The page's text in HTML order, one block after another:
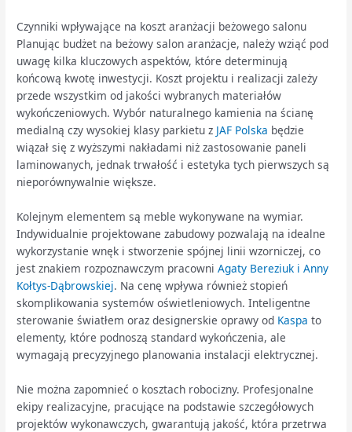
Czynniki wpływające na koszt aranżacji beżowego salonu
Planując budżet na beżowy salon aranżacje, należy wziąć pod
uwagę kilka kluczowych aspektów, które determinują
końcową kwotę inwestycji. Koszt projektu i realizacji zależy
przede wszystkim od jakości wybranych materiałów
wykończeniowych. Wybór naturalnego kamienia na ścianę
medialną czy wysokiej klasy parkietu z JAF Polska będzie
wiązał się z wyższymi nakładami niż zastosowanie paneli
laminowanych, jednak trwałość i estetyka tych pierwszych są
nieporównywalnie większe.
Kolejnym elementem są meble wykonywane na wymiar.
Indywidualnie projektowane zabudowy pozwalają na idealne
wykorzystanie wnęk i stworzenie spójnej linii wzorniczej, co
jest znakiem rozpoznawczym pracowniAgaty Bereziuk i Anny
Kołtys-Dąbrowskiej. Na cenę wpływa również stopień
skomplikowania systemów oświetleniowych. Inteligentne
sterowanie światłem oraz designerskie oprawy od Kaspa to
elementy, które podnoszą standard wykończenia, ale
wymagają precyzyjnego planowania instalacji elektrycznej.
Nie można zapomnieć o kosztach robocizny. Profesjonalne
ekipy realizacyjne, pracujące na podstawie szczegółowych
projektów wykonawczych, gwarantują jakość, która przetrwa